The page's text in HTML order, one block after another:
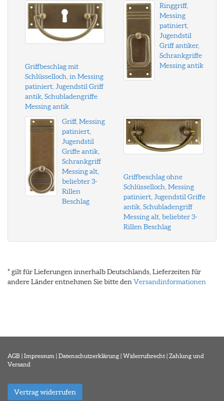
Griffbeschlag mit
Schlüsselloch, in Messing
patiniert, Jugendstil Griff
antik, Schubladengriffe
Messing antik
Ringgriff,
Messing
patiniert,
Jugendstil
Griff antiker,
Schrankgriffe
Messing antik
Griff, Messing
patiniert,
Jugendstil
Griffe antik,
Schrankgriff
Messing alt,
beliebter 3-
Rillen
Beschlag
Griffbeschlag ohne
Schlüsselloch, Messing
patiniert, Jugendstil Griffe
antik, Schubladengriff
Messing alt, beliebter 3-
Rillen Beschlag
* gilt für Lieferungen innerhalb Deutschlands, Lieferzeiten für
andere Länder entnehmen Sie bitte den Versandinformationen
AGB | Impressum | Datenschutzerklärung | Widerrufsrecht | Zahlung und
Versand
Vertrag widerrufen